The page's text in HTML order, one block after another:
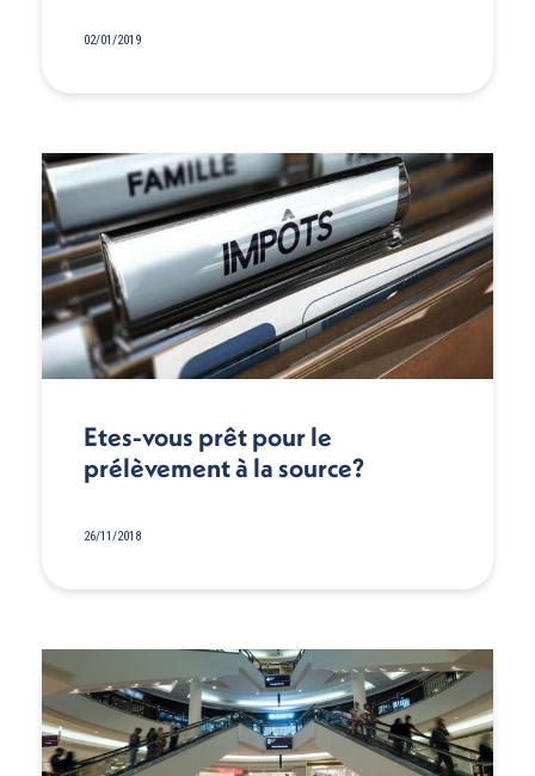
02/01/2019
Etes-vous prêt pour le
prélèvement à la source?
26/11/2018